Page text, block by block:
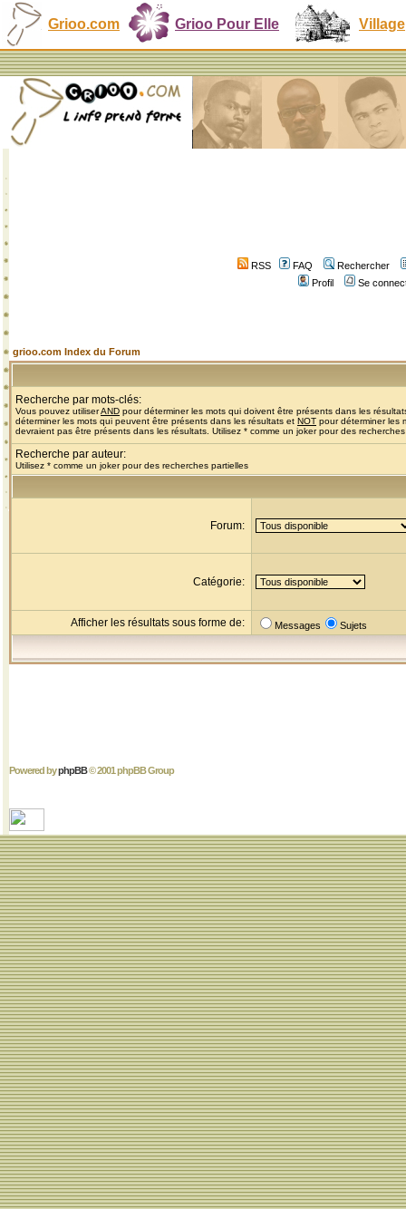
Grioo.com Grioo Pour Elle Village
RSS FAQ
Rechercher
Profil
Se
grioo.com Index du Forum
Recherche par mots-clés:
Vous pouvez utiliserAND pour déterminer les mots qui doivent être présents dans les
déterminer les mots qui peuvent être présents dans les résultats et NOT pour déterminer les
devraient pas être présents dans les résultats. Utilisez * comme un joker pour des
Recherche par auteur:
Utilisez * comme un joker pour des recherches partielles
Forum:
Catégorie:
Afficher les résultats sous forme de: Messages Sujets
Powered byphpBB© 2001 phpBB Group